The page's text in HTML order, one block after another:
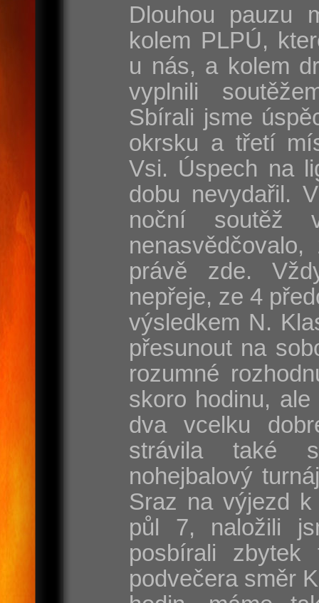
Dlouhou pauzu
kolem PLPÚ,
u nás, a kolem
vyplnili
Sbírali jsme
okrsku a třetí
Vsi. Úspech na
dobu nevydařil.
noční soutěž
právě zde.
nepřeje, ze 4
výsledkem N.
přesunout na
rozumné
skoro hodinu,
dva vcelku
strávila také
nohejbalový
Sraz na výjezd
půl 7, naložili
posbírali
podvečera směr